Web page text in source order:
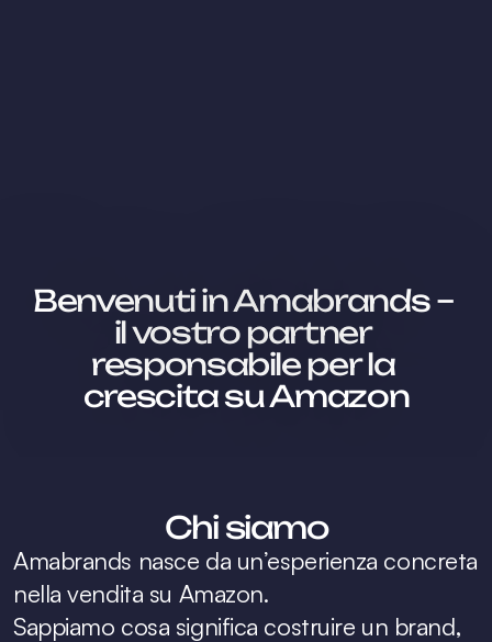
Benvenuti in Amabrands –
il vostro partner
responsabile per la
crescita su Amazon
Chi siamo
Amabrands nasce da un’esperienza concreta
nella vendita su Amazon.
Sappiamo cosa significa costruire un brand,